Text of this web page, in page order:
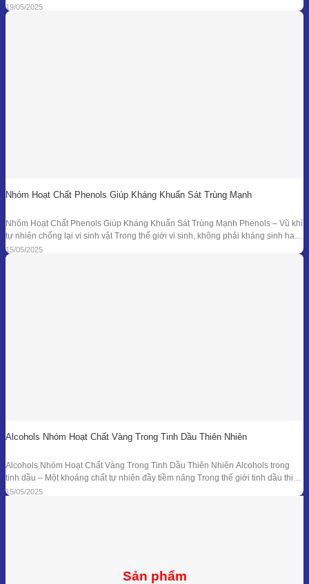
một trong những kỹ thuật đối với nguyên liệu đặc thù – đặc biệt là vỏ các loại
quả có mùi hương tươi mát như
19/05/2025
Nhóm Hoạt Chất Phenols Giúp Kháng Khuẩn Sát Trùng Mạnh
Nhóm Hoạt Chất Phenols Giúp Kháng Khuẩn Sát Trùng Mạnh Phenols – Vũ khí
tự nhiên chống lại vi sinh vật Trong thế giới vi sinh, không phải kháng sinh hay
hóa chất tổng hợp mới là “anh hùng” duy nhất. Từ hàng ngàn năm trước, các
nền y học cổ đại đã sử dụng tinh dầu
15/05/2025
Alcohols Nhóm Hoạt Chất Vàng Trong Tinh Dầu Thiên Nhiên
Alcohols Nhóm Hoạt Chất Vàng Trong Tinh Dầu Thiên Nhiên Alcohols trong
tinh dầu – Một khoáng chất tự nhiên đầy tiềm năng Trong thế giới tinh dầu thiên
nhiên, mỗi giọt nhỏ bé lại ẩn chứa hàng trăm hợp chất hóa học với công dụng
15/05/2025
Sản phẩm